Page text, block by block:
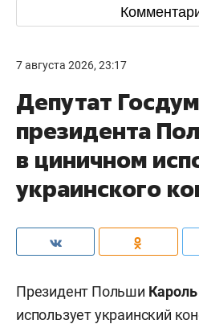
7 августа 2026, 23:17
Депутат
президента
в циничном
украинского
Президент Польши
использует украинский